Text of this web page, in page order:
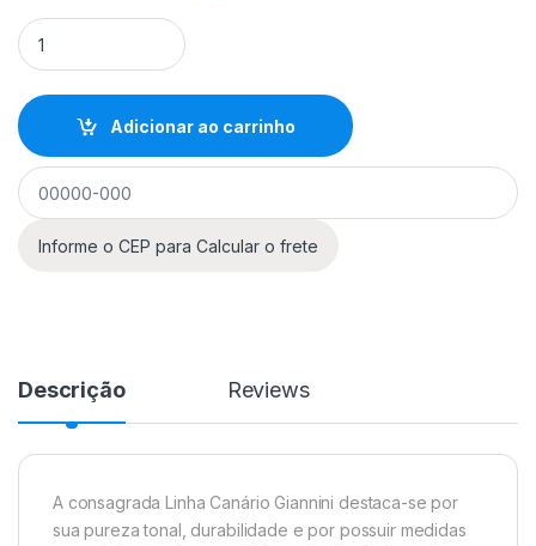
Corda para Violão Nylon 6a (MI) GENW6 Série Canário
Adicionar ao carrinho
Descrição Reviews
A consagrada Linha Canário Giannini destaca-se por
sua pureza tonal, durabilidade e por possuir medidas